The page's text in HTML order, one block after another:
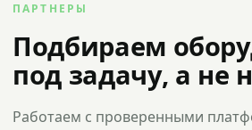
ПАРТНЕРЫ
Подбираем
под задачу, а не
Работаем с проверенными